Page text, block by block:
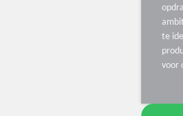
te
voor